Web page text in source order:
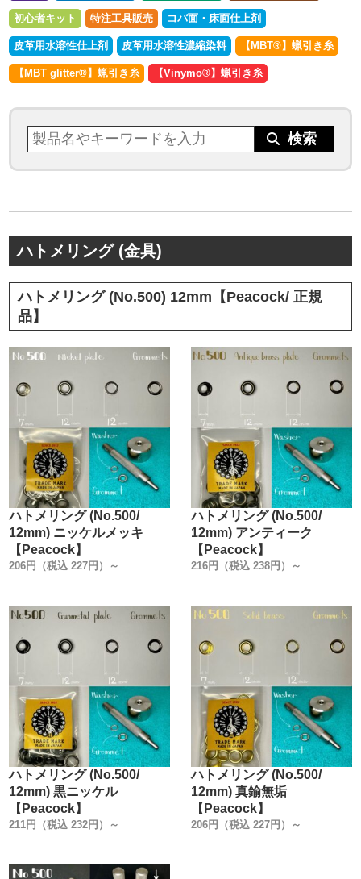
初心者キット 特注工具販売 コバ面・床面仕上剤
皮革用水溶性仕上剤 皮革用水溶性濃縮染料 【MBT®︎】蝋引き糸
【MBT glitter®︎】蝋引き糸 【Vinymo®︎】蝋引き糸
ハトメリング (金具)
ハトメリング (No.500) 12mm【Peacock/ 正規
品】
ハトメリング (No.500/
12mm) ニッケルメッキ
【Peacock】
206円（税込 227円）～
ハトメリング (No.500/
12mm) アンティーク
【Peacock】
216円（税込 238円）～
ハトメリング (No.500/
12mm) 黒ニッケル
【Peacock】
211円（税込 232円）～
ハトメリング (No.500/
12mm) 真鍮無垢
【Peacock】
206円（税込 227円）～